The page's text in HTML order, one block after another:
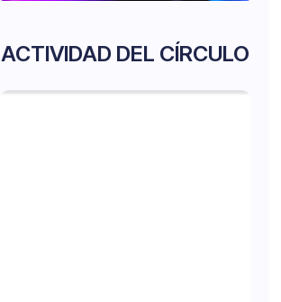
ACTIVIDAD DEL CÍRCULO